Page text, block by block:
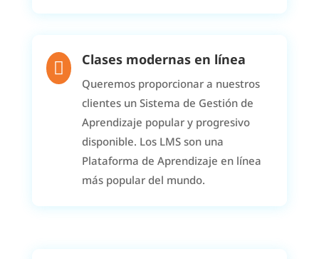
 Clases modernas en línea
Queremos proporcionar a nuestros
clientes un Sistema de Gestión de
Aprendizaje popular y progresivo
disponible. Los LMS son una
Plataforma de Aprendizaje en línea
más popular del mundo.